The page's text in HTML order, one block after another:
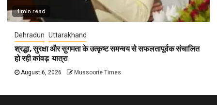
1 min read
Dehradun Uttarakhand
श्रद्धा, सुरक्षा और सुगमता के उत्कृष्ट समन्वय से सफलतापूर्वक संचालित
हो रही कांवड़ यात्रा
August 6, 2026 Mussoorie Times